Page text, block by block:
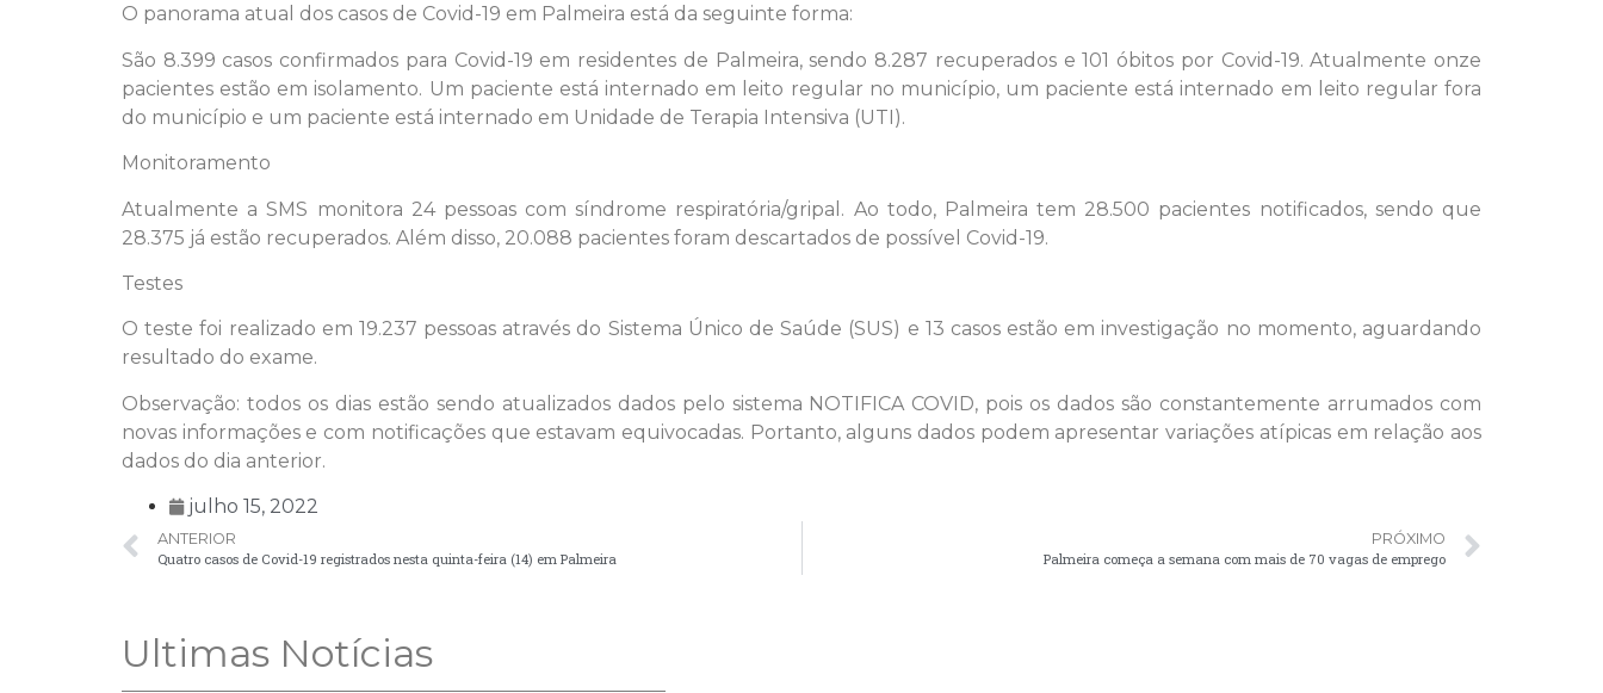
O panorama atual dos casos de Covid-19 em Palmeira está da seguinte forma:
São 8.399 casos confirmados para Covid-19 em residentes de Palmeira, sendo 8.287 recuperados e 101 óbitos por Covid-19. Atualmente onze
pacientes estão em isolamento. Um paciente está internado em leito regular no município, um paciente está internado em leito regular fora
do município e um paciente está internado em Unidade de Terapia Intensiva (UTI).
Monitoramento
Atualmente a SMS monitora 24 pessoas com síndrome respiratória/gripal. Ao todo, Palmeira tem 28.500 pacientes notificados, sendo que
28.375 já estão recuperados. Além disso, 20.088 pacientes foram descartados de possível Covid-19.
Testes
O teste foi realizado em 19.237 pessoas através do Sistema Único de Saúde (SUS) e 13 casos estão em investigação no momento, aguardando
resultado do exame.
Observação: todos os dias estão sendo atualizados dados pelo sistema NOTIFICA COVID, pois os dados são constantemente arrumados com
novas informações e com notificações que estavam equivocadas. Portanto, alguns dados podem apresentar variações atípicas em relação aos
dados do dia anterior.
julho 15, 2022
ANTERIOR
Quatro casos de Covid-19 registrados nesta quinta-feira (14) em Palmeira
PRÓXIMO
Palmeira começa a semana com mais de 70 vagas de emprego
Ultimas Notícias